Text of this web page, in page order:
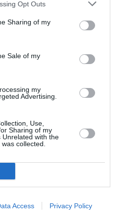
Opt Outs
Sharing of my
Sale of my
my
Advertising.
Use,
Sharing of my
Unrelated with the
collected.
Access Privacy Policy
ΜΟΥΣΙΚΗ / ΜΟΥΣΙΚΑ ΝΕΑ
Mάλαμας
ζωντανά στο
Επόμενη ❯